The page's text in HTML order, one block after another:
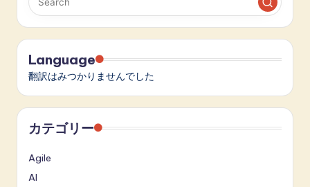
ー
ジ
送
り
Language
翻訳はみつかりませんでした
カテゴリー
Agile
AI